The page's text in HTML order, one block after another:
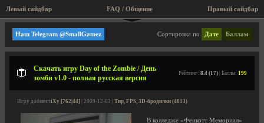
Левый сайдбар Правый сайдбар
FAQ / Общение
Большие игры (Rip, Repack)
Сортировка по Дате Баллам
Наш Telegram @SmallGamez
Скачать игру Day of the Zombie / День
зомби v1.0 - полная русская версия
Рейтинг: 8.4 (17) | Баллы: 199
Игру добавил iXy [762|44] | 2009-12-03 | Тир, FPS, 3D-бродилки (4013)
В колледже «Фенкотт Мемориал»